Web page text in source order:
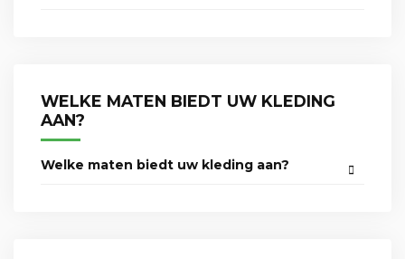
WELKE MATEN BIEDT UW KLEDING
AAN?
Welke maten biedt uw kleding aan?